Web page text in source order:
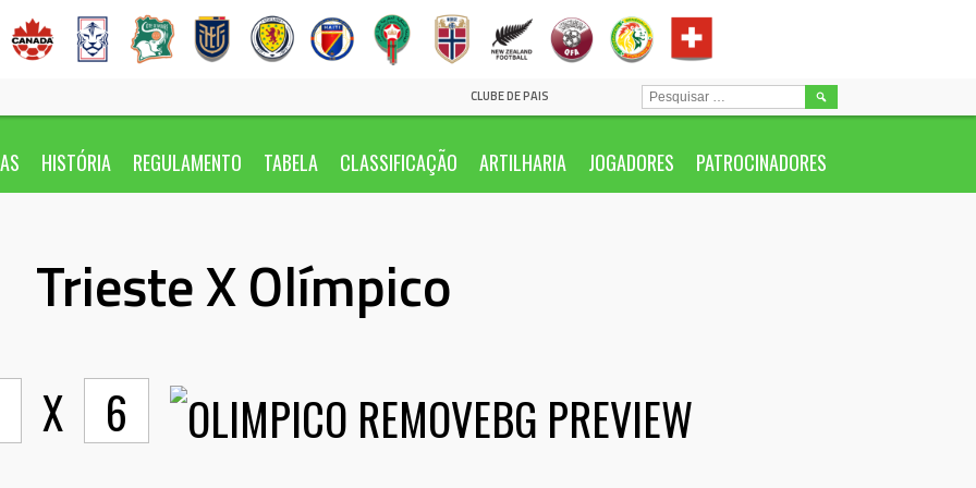
CLUBE DE PAIS
HISTÓRIA REGULAMENTO TABELA CLASSIFICAÇÃO ARTILHARIA JOGADORES PATROCINADORES
PESQUISAR
POR:
Trieste X Olímpico
X 6